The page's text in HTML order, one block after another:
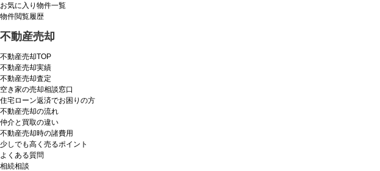
お気に入り物件一覧
物件閲覧履歴
不動産売却
不動産売却TOP
不動産売却実績
不動産売却査定
空き家の売却相談窓口
住宅ローン返済でお困りの方
不動産売却の流れ
仲介と買取の違い
不動産売却時の諸費用
少しでも高く売るポイント
よくある質問
相続相談